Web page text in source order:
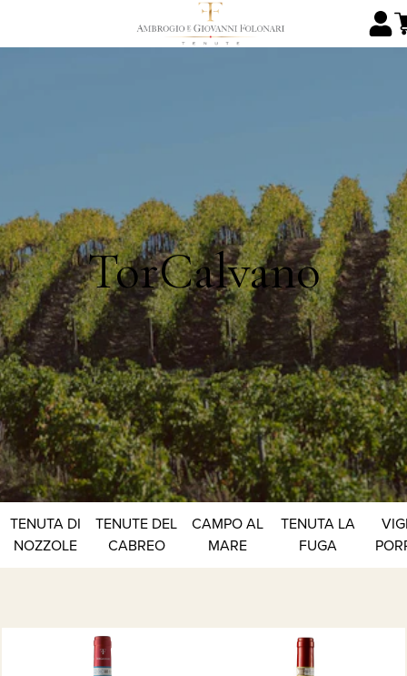
TorCalvano
TENUTA DI
NOZZOLE
TENUTE DEL
CABREO
CAMPO AL
MARE
TENUTA LA
FUGA